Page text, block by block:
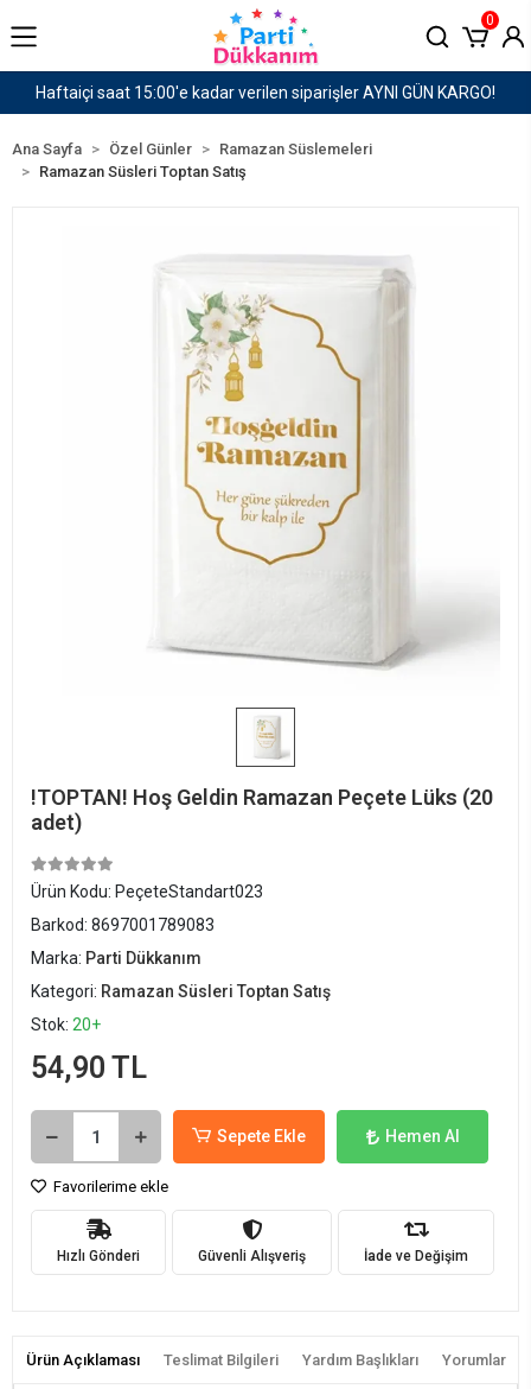
GÜN KARGO! 1500 TL ve Üzeri Kargo Ücretsiz!
0
Ana Sayfa Özel Günler
Ramazan Süslemeleri
Ramazan Süsleri Toptan Satış
!TOPTAN! Hoş Geldin Ramazan Peçete Lüks (20
adet)
Ürün Kodu: PeçeteStandart023
Barkod: 8697001789083
Marka: Parti Dükkanım
Kategori: Ramazan Süsleri Toptan Satış
Stok: 20+
54,90 TL
Sepete Ekle Hemen Al
Favorilerime ekle
Hızlı Gönderi Güvenli Alışveriş İade ve Değişim
Ürün Açıklaması Teslimat Bilgileri Yardım Başlıkları Yorumlar